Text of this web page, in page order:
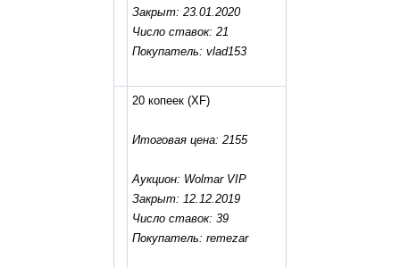
Закрыт: 23.01.2020
Число ставок: 21
Покупатель: vlad153
20 копеек (XF)
Итоговая цена: 2155
Аукцион: Wolmar VIP
Закрыт: 12.12.2019
Число ставок: 39
Покупатель: remezar